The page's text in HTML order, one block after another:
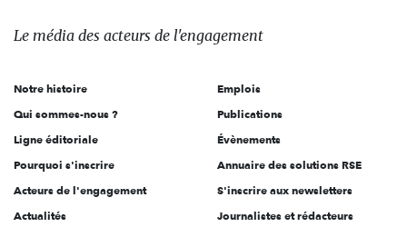
des
l'engagement
Le média des acteurs de l'engagement
Notre histoire
Qui sommes-nous ?
Ligne éditoriale
Pourquoi s'inscrire
Acteurs de l'engagement
Actualités
Emplois
Publications
Évènements
Annuaire des solutions RSE
S'inscrire aux newsletters
Journalistes et rédacteurs